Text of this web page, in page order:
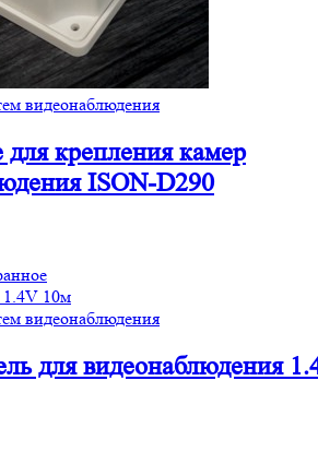
видеонаблюдения
крепления камер
ISON-D290
видеонаблюдения
для видеонаблюдения